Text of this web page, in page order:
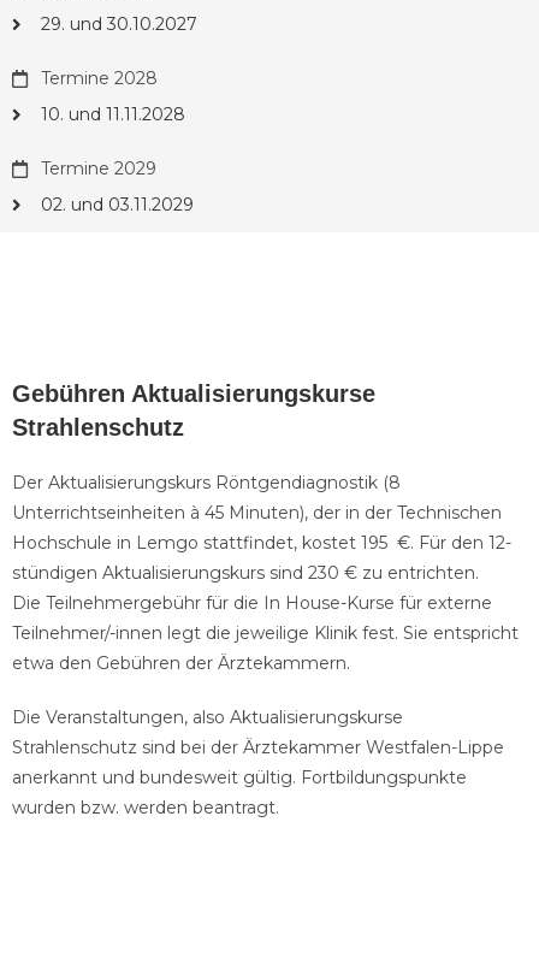
29. und 30.10.2027
Termine 2028
10. und 11.11.2028
Termine 2029
02. und 03.11.2029
Gebühren Aktualisierungskurse
Strahlenschutz
Der Aktualisierungskurs Röntgendiagnostik (8
Unterrichtseinheiten à 45 Minuten), der in der Technischen
Hochschule in Lemgo stattfindet, kostet 195 €. Für den 12-
stündigen Aktualisierungskurs sind 230 € zu entrichten.
Die Teilnehmergebühr für die In House-Kurse für externe
Teilnehmer/-innen legt die jeweilige Klinik fest. Sie entspricht
etwa den Gebühren der Ärztekammern.
Die Veranstaltungen, also Aktualisierungskurse
Strahlenschutz sind bei der Ärztekammer Westfalen-Lippe
anerkannt und bundesweit gültig. Fortbildungspunkte
wurden bzw. werden beantragt.